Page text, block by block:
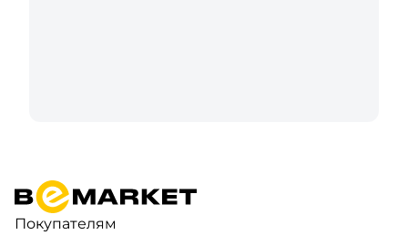
Покупателям